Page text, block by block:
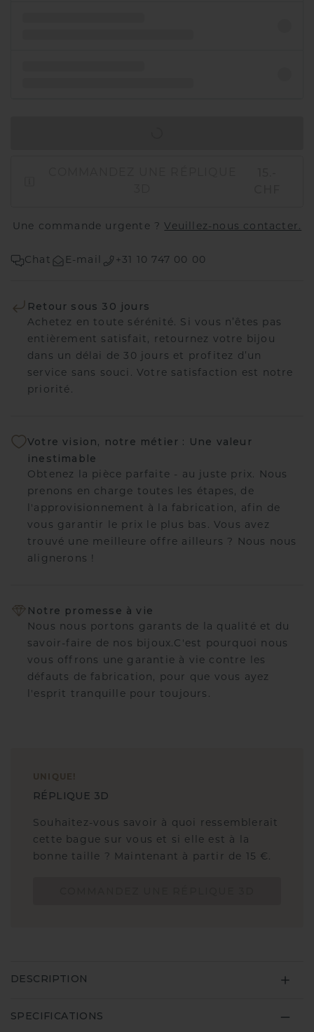
Une commande urgente ? Veuillez-nous contacter.
Chat E-mail +31 10 747 00 00
Retour sous 30 jours
Achetez en toute sérénité. Si vous n’êtes pas
entièrement satisfait, retournez votre bijou
dans un délai de 30 jours et profitez d’un
service sans souci. Votre satisfaction est notre
priorité.
Votre vision, notre métier : Une valeur
inestimable
Obtenez la pièce parfaite - au juste prix. Nous
prenons en charge toutes les étapes, de
l'approvisionnement à la fabrication, afin de
vous garantir le prix le plus bas. Vous avez
trouvé une meilleure offre ailleurs ? Nous nous
alignerons !
Notre promesse à vie
Nous nous portons garants de la qualité et du
savoir-faire de nos bijoux.C'est pourquoi nous
vous offrons une garantie à vie contre les
défauts de fabrication, pour que vous ayez
l'esprit tranquille pour toujours.
UNIQUE
RÉPLIQUE 3D
Souhaitez-vous savoir à quoi ressemblerait
cette bague sur vous et si elle est à la
bonne taille ? Maintenant à partir de 15 €.
DESCRIPTION
SPECIFICATIONS